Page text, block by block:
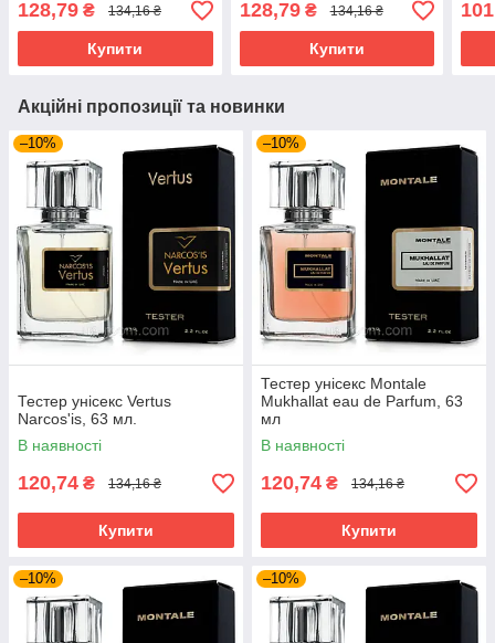
128,79 ₴ 134,16 ₴
Купити
128,79₴ 134,16 ₴
Купити
Акційні пропозиції та новинки
–10%
Тестер унісекс Vertus
Narcos'is, 63 мл.
В наявності
120,74 ₴ 134,16 ₴
Купити
–10%
Тестер унісекс Montale
Mukhallat eau de Parfum, 63
мл
В наявності
120,74 ₴ 134,16 ₴
Купити
–10% –10%